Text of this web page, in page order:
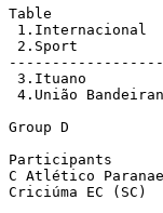
Table
2.Sport
3.Ituano
4.União
Group D
Participants
C Atlético
Criciúma EC